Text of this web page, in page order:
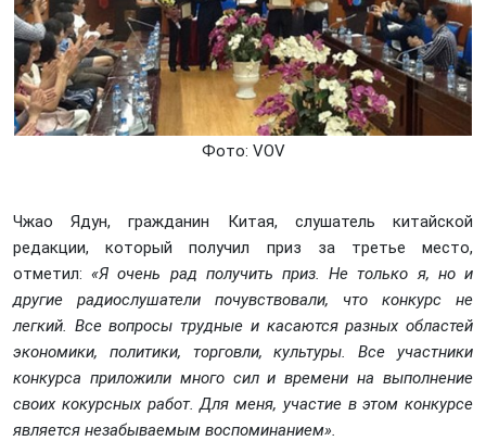
Фото: VOV
Чжао Ядун, гражданин Китая, слушатель китайской
редакции, который получил приз за третье место,
отметил:«Я очень рад получить приз. Не только я, но и
другие радиослушатели почувствовали, что конкурс не
легкий. Все вопросы трудные и касаются разных областей
экономики, политики, торговли, культуры. Все участники
конкурса приложили много сил и времени на выполнение
своих кокурсных работ. Для меня, участие в этом конкурсе
является незабываемым воспоминанием».